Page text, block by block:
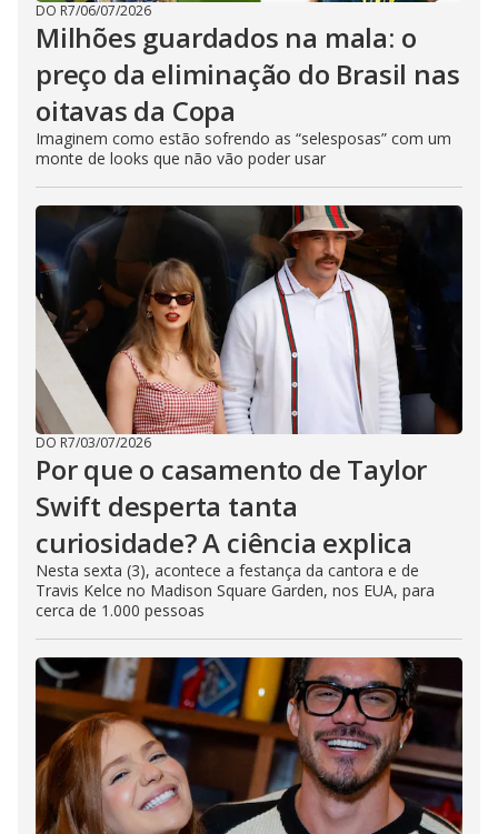
DO R7/06/07/2026
Milhões guardados na mala: o
preço da eliminação do Brasil nas
oitavas da Copa
Imaginem como estão sofrendo as “selesposas” com um
monte de looks que não vão poder usar
DO R7/03/07/2026
Por que o casamento de Taylor
Swift desperta tanta
curiosidade? A ciência explica
Nesta sexta (3), acontece a festança da cantora e de
Travis Kelce no Madison Square Garden, nos EUA, para
cerca de 1.000 pessoas